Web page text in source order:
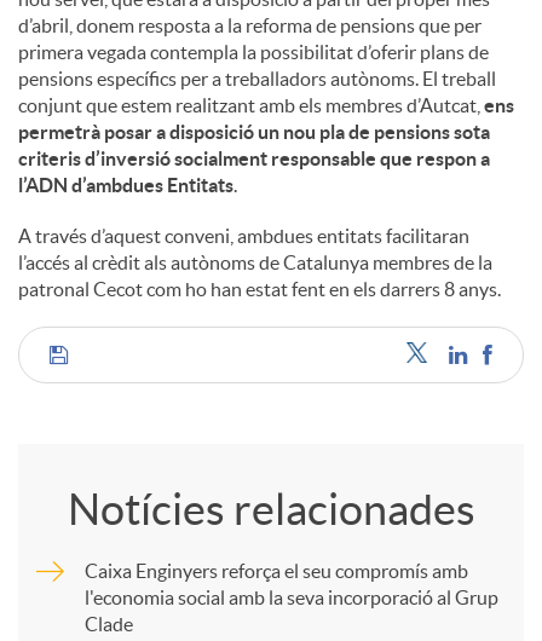
d’abril, donem resposta a la reforma de pensions que per
primera vegada contempla la possibilitat d’oferir plans de
pensions específics per a treballadors autònoms. El treball
conjunt que estem realitzant amb els membres d’Autcat, ens
permetrà posar a disposició un nou pla de pensions sota
criteris d’inversió socialment responsable que respon a
l’ADN d’ambdues Entitats.
A través d’aquest conveni, ambdues entitats facilitaran
l’accés al crèdit als autònoms de Catalunya membres de la
patronal Cecot com ho han estat fent en els darrers 8 anys.
C
Notícies relacionades
Caixa Enginyers reforça el seu compromís amb
l'economia social amb la seva incorporació al Grup
Clade